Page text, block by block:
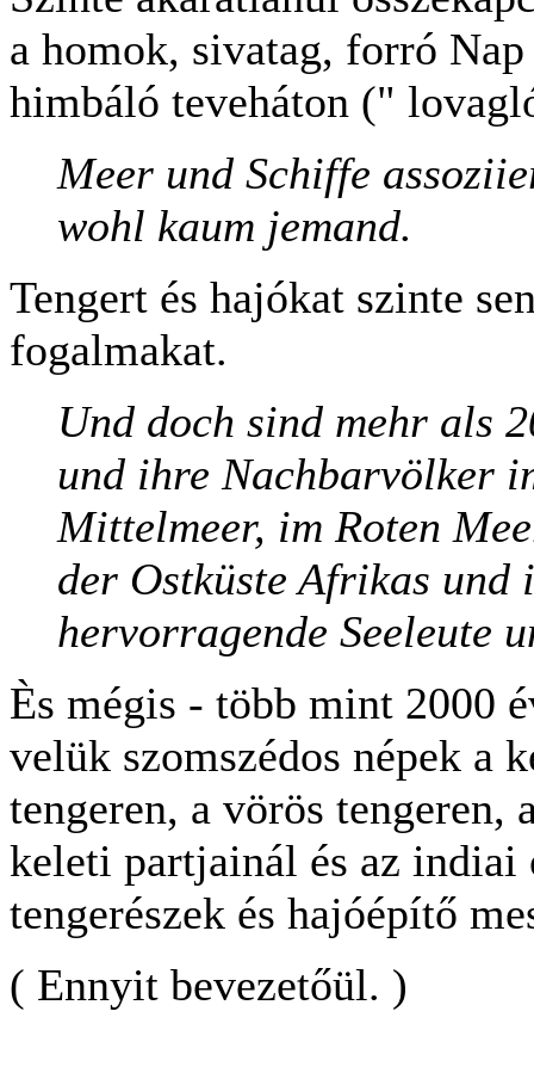
a homok, sivatag, forró
himbáló teveháton ("
Meer und Schiffe
wohl kaum jemand.
Tengert és hajókat szinte
fogalmakat.
Und doch sind mehr als
und ihre Nachbarvölker
Mittelmeer, im Roten
der Ostküste Afrikas und
hervorragende Seeleute
Ès mégis - több mint 2000
velük szomszédos népek a
tengeren, a vörös tengeren,
keleti partjainál és az indiai
tengerészek és hajóépítő
( Ennyit bevezetőül. )